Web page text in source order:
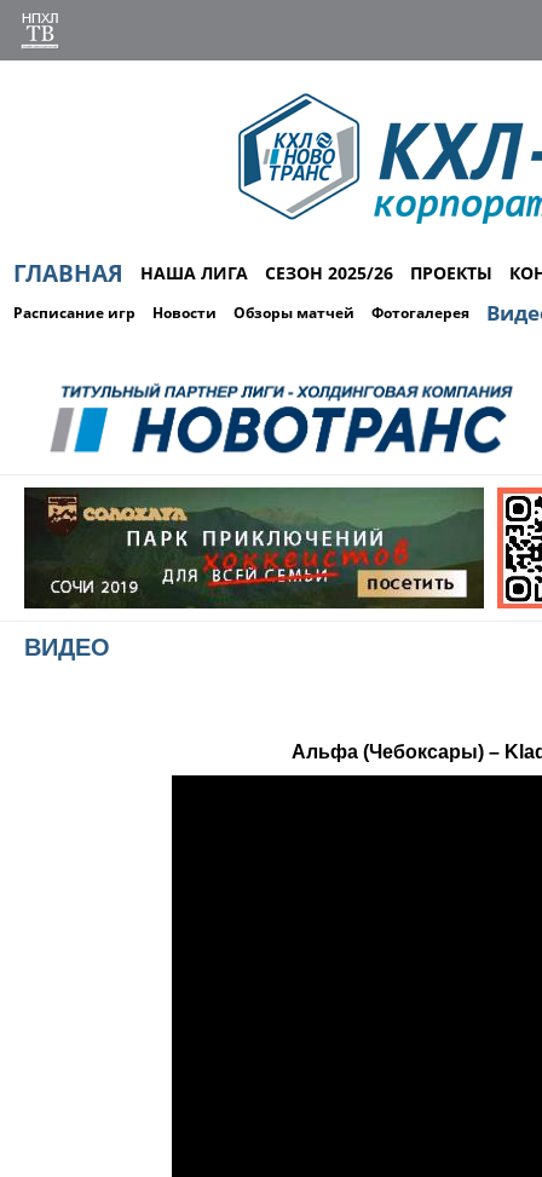
ГЛАВНАЯ НАША ЛИГА СЕЗОН 2025/26 ПРОЕКТЫ
Расписание игр Новости Обзоры матчей Фотогалерея
ВИДЕО
Альфа (Чебоксары) –